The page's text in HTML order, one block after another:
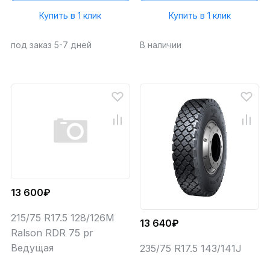
Купить в 1 клик
под заказ 5-7 дней
Купить в 1 клик
В наличии
13 600₽
215/75 R17.5 128/126M
Ralson RDR 75 pr
Ведущая
13 640₽
235/75 R17.5 143/141J